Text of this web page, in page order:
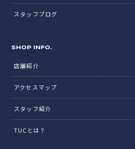
スタッフブログ
SHOP INFO.
店舗紹介
アクセスマップ
スタッフ紹介
TUCとは？